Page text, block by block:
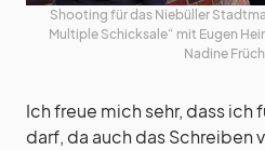
Shooting für das Niebüller
Multiple Schicksale“ mit Eugen
Nadine
Ich freue mich sehr, dass ich
darf, da auch das Schreiben